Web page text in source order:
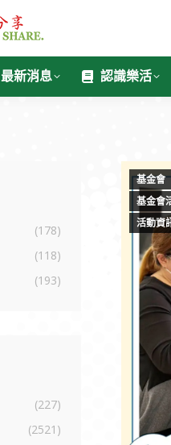
最新消息 認識樂活
基金會
基金會
活動資
(178)
(118)
(193)
(227)
(2521)